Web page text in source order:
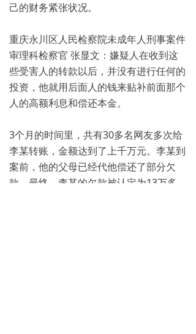
己的财务紧张状况。
重庆永川区人民检察院未成年人刑事案件
审理科检察官 张显文：嫌疑人在收到这
些受害人的转款以后，并没有进行任何的
投资，他就用后面人的钱来贴补前面那个
人的高额利息和偿还本金。
3个月的时间里，共有30多名网友多次给
李某转账，金额达到了上千万元。李某到
案前，他的父母已经代他偿还了部分欠
款。最终，李某的欠款被认定为13万多